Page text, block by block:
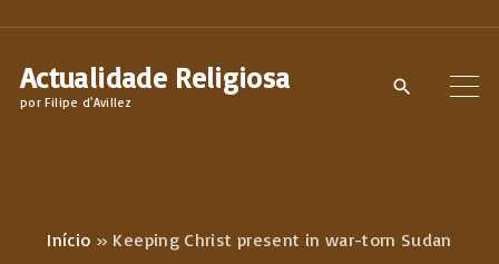
Actualidade Religiosa
por Filipe d'Avillez
Início » Keeping Christ present in war-torn Sudan